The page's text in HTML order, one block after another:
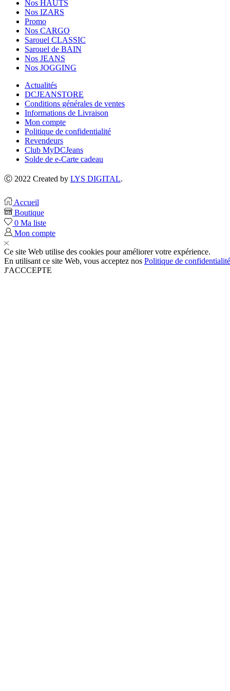
Nos HAUTS
Nos IZARS
Promo
Nos CARGO
Sarouel CLASSIC
Sarouel de BAIN
Nos JEANS
Nos JOGGING
Actualités
DCJEANSTORE
Conditions générales de ventes
Informations de Livraison
Mon compte
Politique de confidentialité
Revendeurs
Club MyDCJeans
Solde de e-Carte cadeau
Ⓒ 2022 Created by LYS DIGITAL.
Accueil
Boutique
0 Ma liste
Mon compte
Ce site Web utilise des cookies pour améliorer votre expérience.
En utilisant ce site Web, vous acceptez nos Politique de confidentialité
J'ACCCEPTE